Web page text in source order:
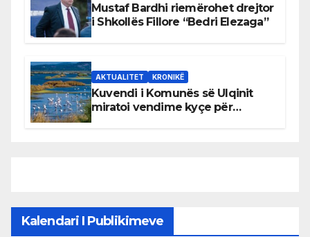
Mustaf Bardhi riemërohet drejtor
i Shkollës Fillore “Bedri Elezaga”
AKTUALITET KRONIKË
Kuvendi i Komunës së Ulqinit
miratoi vendime kyçe për
Kalendari I Publikimeve